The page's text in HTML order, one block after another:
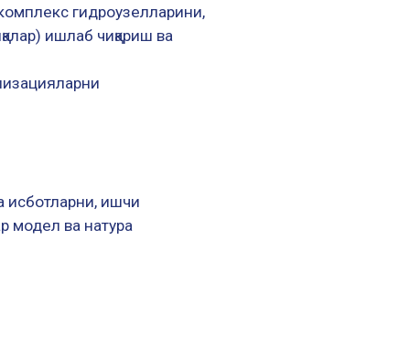
гидроузелларини,
ишлаб чиқариш ва
исботларни, ишчи
модел ва натура